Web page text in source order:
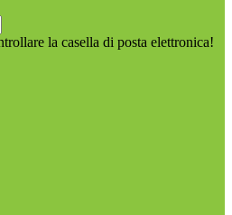
la casella di posta elettronica!